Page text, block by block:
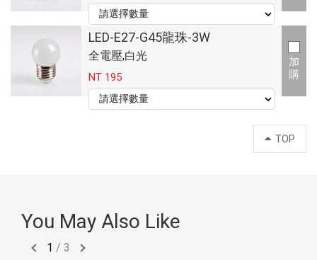
LED-E27-G45龍珠-3W
全電壓,白光
NT 195
加
購
TOP
You May Also Like
1 / 3